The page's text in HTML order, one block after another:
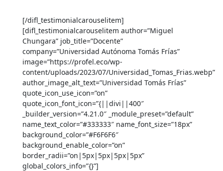
[/difl_testimonialcarouselitem]
[difl_testimonialcarouselitem author=”Miguel
Chungara” job_title=”Docente”
company=”Universidad Autónoma Tomás Frías”
image=”https://profel.eco/wp-
content/uploads/2023/07/Universidad_Tomas_Frias.webp”
author_image_alt_text=”Universidad Tomás Frías”
quote_icon_use_icon=”on”
quote_icon_font_icon=”{||divi||400″
_builder_version=”4.21.0″ _module_preset=”default”
name_text_color=”#333333″ name_font_size=”18px”
background_color=”#F6F6F6″
background_enable_color=”on”
border_radii=”on|5px|5px|5px|5px”
global_colors_info=”{}”]